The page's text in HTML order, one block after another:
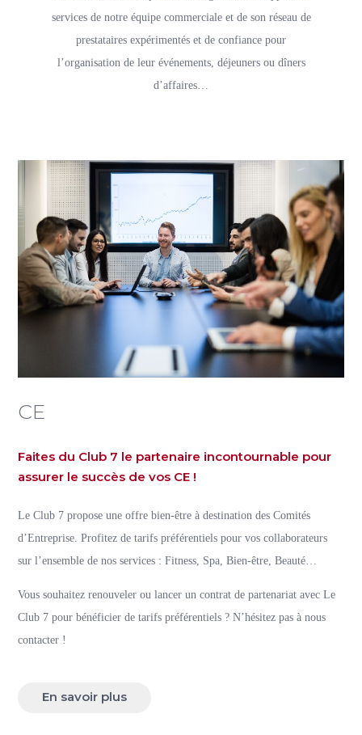
services de notre équipe commerciale et de son réseau de
prestataires expérimentés et de confiance pour
l’organisation de leur événements, déjeuners ou dîners
d’affaires…
CE
Faites du Club 7 le partenaire incontournable pour
assurer le succès de vos CE !
Le Club 7 propose une offre bien-être à destination des Comités
d’Entreprise. Profitez de tarifs préférentiels pour vos collaborateurs
sur l’ensemble de nos services : Fitness, Spa, Bien-être, Beauté…
Vous souhaitez renouveler ou lancer un contrat de partenariat avec Le
Club 7 pour bénéficier de tarifs préférentiels ? N’hésitez pas à nous
contacter !
En savoir plus